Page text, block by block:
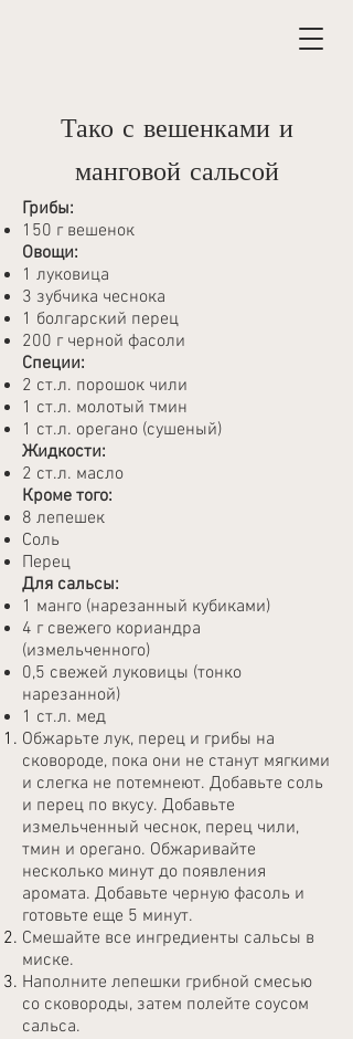
Тако с вешенками и
манговой сальсой
Грибы:
150 г вешенок
Овощи:
1 луковица
3 зубчика чеснока
1 болгарский перец
200 г черной фасоли
Специи:
2 ст.л. порошок чили
1 ст.л. молотый тмин
1 ст.л. орегано (сушеный)
Жидкости:
2 ст.л. масло
Кроме того:
8 лепешек
Соль
Перец
Для сальсы:
1 манго (нарезанный кубиками)
4 г свежего кориандра
(измельченного)
0,5 свежей луковицы (тонко
нарезанной)
1 ст.л. мед
Обжарьте лук, перец и грибы на
сковороде, пока они не станут мягкими
и слегка не потемнеют. Добавьте соль
и перец по вкусу. Добавьте
измельченный чеснок, перец чили,
тмин и орегано. Обжаривайте
несколько минут до появления
аромата. Добавьте черную фасоль и
готовьте еще 5 минут.
Смешайте все ингредиенты сальсы в
миске.
Наполните лепешки грибной смесью
со сковороды, затем полейте соусом
сальса.